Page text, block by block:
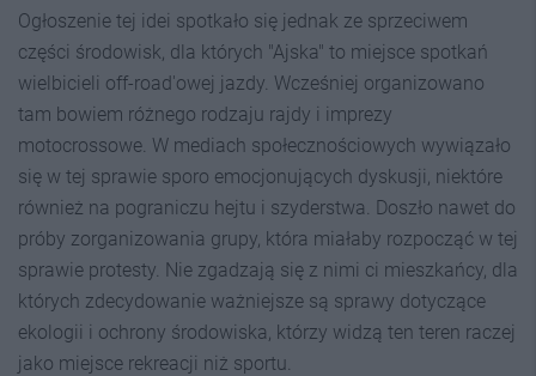
Ogłoszenie tej idei spotkało się jednak ze sprzeciwem
części środowisk, dla których "Ajska" to miejsce spotkań
wielbicieli off-road'owej jazdy. Wcześniej organizowano
tam bowiem różnego rodzaju rajdy i imprezy
motocrossowe. W mediach społecznościowych wywiązało
się w tej sprawie sporo emocjonujących dyskusji, niektóre
również na pograniczu hejtu i szyderstwa. Doszło nawet do
próby zorganizowania grupy, która miałaby rozpocząć w tej
sprawie protesty. Nie zgadzają się z nimi ci mieszkańcy, dla
których zdecydowanie ważniejsze są sprawy dotyczące
ekologii i ochrony środowiska, którzy widzą ten teren raczej
jako miejsce rekreacji niż sportu.